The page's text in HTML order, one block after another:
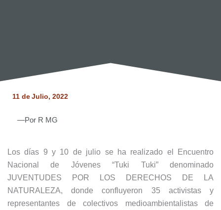
11 deJulio, 2022
—Por R MG
Los días 9 y 10 de julio se ha realizado el Encuentro
Nacional de Jóvenes “Tuki Tuki” denominado
JUVENTUDES POR LOS DERECHOS DE LA
NATURALEZA, donde confluyeron 35 activistas y
representantes de colectivos medioambientalistas de